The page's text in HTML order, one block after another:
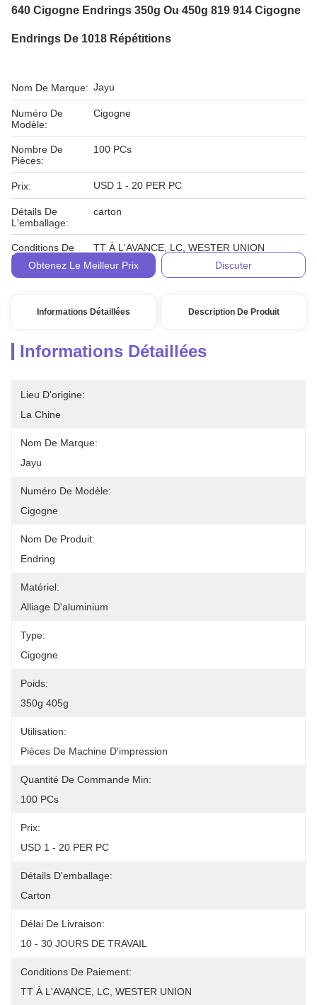
640 Cigogne Endrings 350g Ou 450g 819 914 Cigogne
Endrings De 1018 Répétitions
Nom De Marque: Jayu
Numéro De
Modèle:
Cigogne
Nombre De
Pièces:
100 PCs
Prix: USD 1 - 20 PER PC
Détails De
L'emballage:
carton
Conditions De
Paiement:
TT À L'AVANCE, LC, WESTER UNION
Obtenez Le Meilleur Prix
Discuter
Informations Détaillées Description De Produit
Informations Détaillées
Lieu D'origine:
La Chine
Nom De Marque:
Jayu
Numéro De Modèle:
Cigogne
Nom De Produit:
Endring
Matériel:
Alliage D'aluminium
Type:
Cigogne
Poids:
350g 405g
Utilisation:
Pièces De Machine D'impression
Quantité De Commande Min:
100 PCs
Prix:
USD 1 - 20 PER PC
Détails D'emballage:
Carton
Délai De Livraison:
10 - 30 JOURS DE TRAVAIL
Conditions De Paiement:
TT À L'AVANCE, LC, WESTER UNION